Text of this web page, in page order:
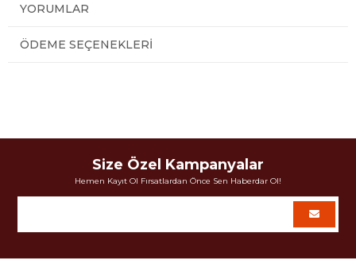
YORUMLAR
ÖDEME SEÇENEKLERI
Size Özel Kampanyalar
Hemen Kayıt Ol Fırsatlardan Önce Sen Haberdar Ol!